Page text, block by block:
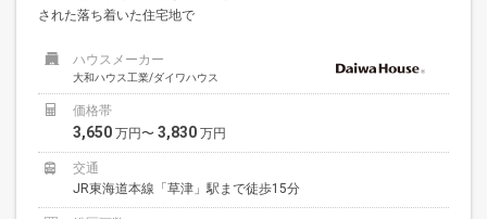
された落ち着いた住宅地で
ハウスメーカー
大和ハウス工業/ダイワハウス
価格帯
3,650 万円〜 3,830 万円
交通
JR東海道本線「草津」駅まで徒歩15分